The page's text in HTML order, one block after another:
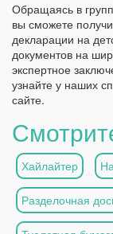
Обращаясь в
вы сможете
декларации на
документов на
экспертное
узнайте у наших
сайте.
Хайлайтер
Разделочная